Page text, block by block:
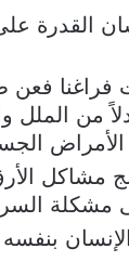
القدرة
فراغنا
من الملل
مشاكل
مشكلة
الإنسان